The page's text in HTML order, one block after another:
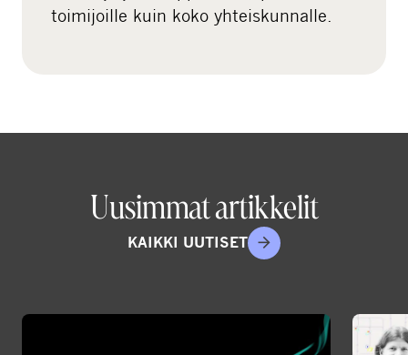
toimijoille kuin koko yhteiskunnalle.
Uusimmat artikkelit
KAIKKI UUTISET